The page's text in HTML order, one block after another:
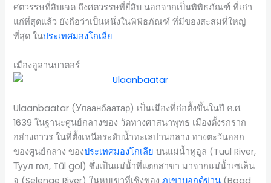
ศตวรรษที่สิบเจด ถึงศตวรรษที่ยี่สิบ นอกจากเป็นพิพิธภัณฑ์ ที่เก่า
แก่ที่สุดแล้ว ยังถือว่าเป็นหนึ่งในพิพิธภัณฑ์ ที่มีของสะสมที่ใหญ่
ที่สุด ในประเทศมองโกเลีย
เมืองอูลานบาตอร์
Ulaanbaatar (Улаанбаатар) เป็นเมืองที่ก่อตั้งขึ้นในปี ค.ศ.
1639 ในฐานะศูนย์กลางของ วัดทางศาสนาพุทธ เมืองตั้งรกราก
อย่างถาวร ในที่ตั้งเหนือระดับน้ำทะเลปานกลาง ทางตะวันออก
ของศูนย์กลาง ของประเทศมองโกเลีย บนแม่น้ำทูอูล (Tuul River,
Туул гол, Tūl gol) ซึ่งเป็นแม่น้ำที่แตกสาขา มาจากแม่น้ำเซเล็น
จ (Selenge River) ในหุบเขาที่เชิงของภูเขาบอกด์ข่าน (Bogd